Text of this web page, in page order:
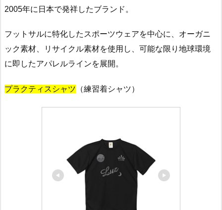
2005年に日本で発祥したブランド。
フットサルに特化したスポーツウェアを中心に、オーガニ
ック素材、リサイクル素材を使用し、可能な限り地球環境
に即したアパレルラインを展開。
プラクティスシャツ （練習着シャツ）